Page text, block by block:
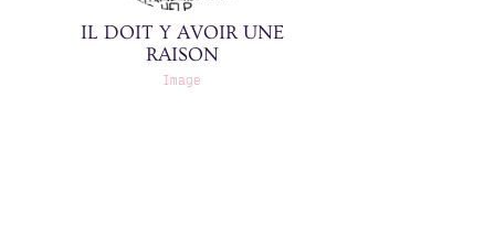
IL DOIT Y AVOIR UNE
RAISON
Image